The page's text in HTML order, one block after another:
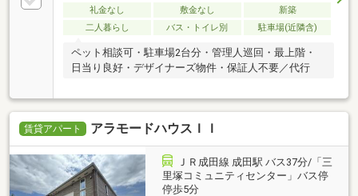
礼金なし 敷金なし
新築
二人暮らし
バス・トイレ別 駐車場(近隣含)
ペット相談可・駐車場2台分・管理人巡回・最上階・
日当り良好・デザイナーズ物件・保証人不要／代行
賃貸アパート アラモードハウスＩＩ
ＪＲ成田線 成田駅 バス37分/「三
里塚コミュニティセンター」バス停
停歩5分